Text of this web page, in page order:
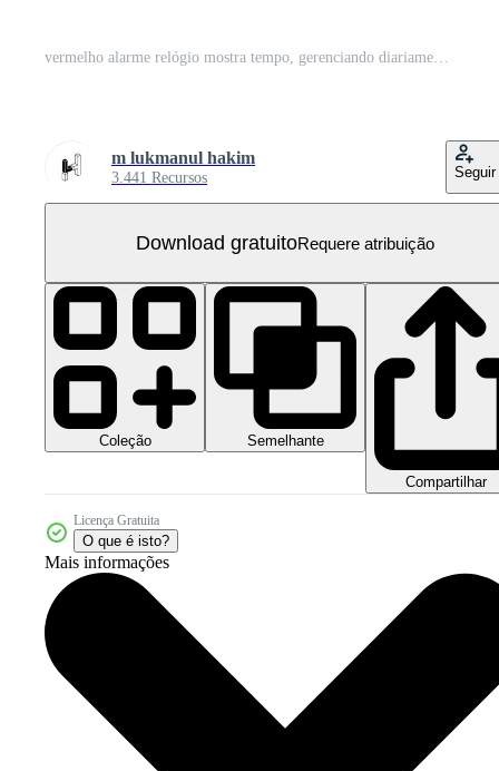
vermelho alarme relógio mostra tempo, gerenciando diariamente cronograma efetivamente, melhorando produtividade agora PNG Grátis
m lukmanul hakim
3.441 Recursos Seguir
Download gratuitoRequere atribuição
Coleção Semelhante
Compartilhar
Licença Gratuita
O que é isto?
Mais informações